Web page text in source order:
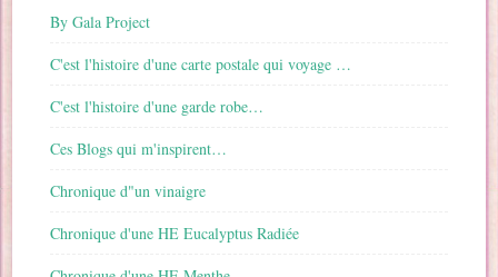
By Gala Project
C'est l'histoire d'une carte postale qui voyage …
C'est l'histoire d'une garde robe…
Ces Blogs qui m'inspirent…
Chronique d"un vinaigre
Chronique d'une HE Eucalyptus Radiée